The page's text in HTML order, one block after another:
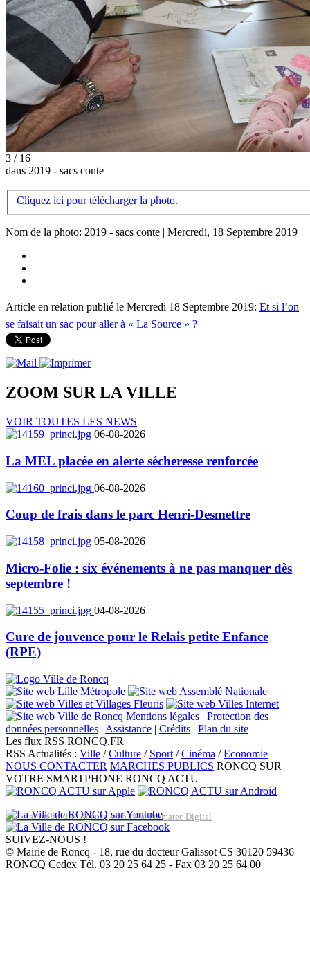
3 / 16
dans 2019 - sacs conte
Cliquez ici pour télécharger la photo.
Nom de la photo: 2019 - sacs conte | Mercredi, 18 Septembre 2019
Article en relation publié le Mercredi 18 Septembre 2019: Et si l’on
se faisait un sac pour aller à « La Source » ?
ZOOM SUR LAVILLE
VOIR TOUTES LES NEWS
06-08-2026
La MEL placée en alerte sécheresse renforcée
06-08-2026
Coup de frais dans le parc Henri-Desmettre
05-08-2026
Micro-Folie : six événements à ne pas manquer dès
septembre !
04-08-2026
Cure de jouvence pour le Relais petite Enfance
(RPE)
Mentions légales | Protection des
données personnelles | Assistance | Crédits | Plan du site
Les flux RSS RONCQ.FR
RSS Actualités : Ville /Culture / Sport /Cinéma /Economie
NOUS CONTACTER MARCHES PUBLICS RONCQ SUR
VOTRE SMARTPHONE RONCQ ACTU
Réalisation du site: Agence Web Lille Promatec Digital
SUIVEZ-NOUS !
© Mairie de Roncq - 18, rue du docteur Galissot CS 30120 59436
RONCQ Cedex Tél. 03 20 25 64 25 - Fax 03 20 25 64 00